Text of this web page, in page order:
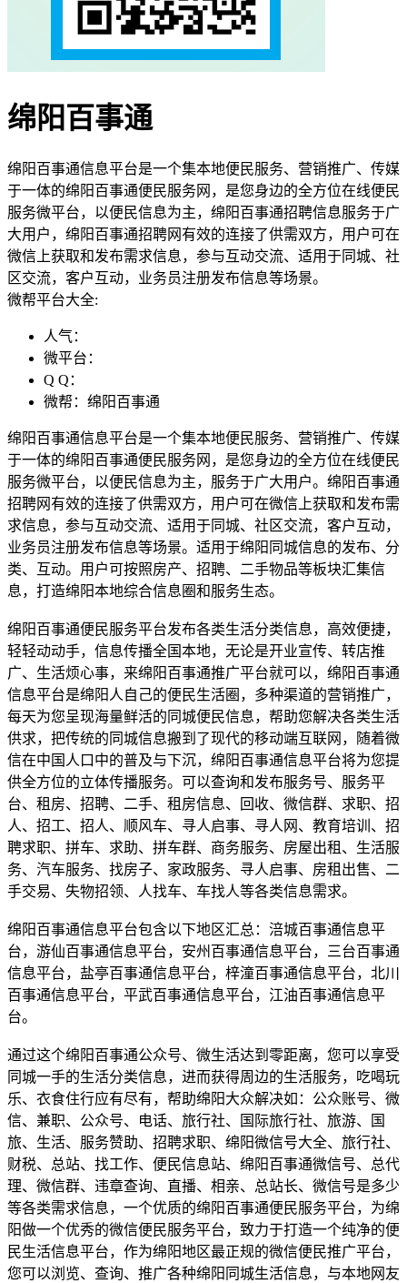
绵阳百事通
绵阳百事通信息平台是一个集本地便民服务、营销推广、传媒
于一体的绵阳百事通便民服务网，是您身边的全方位在线便民
服务微平台，以便民信息为主，绵阳百事通招聘信息服务于广
大用户，绵阳百事通招聘网有效的连接了供需双方，用户可在
微信上获取和发布需求信息，参与互动交流、适用于同城、社
区交流，客户互动，业务员注册发布信息等场景。
微帮平台大全:
人气：
微平台：
Q Q：
微帮：绵阳百事通
绵阳百事通信息平台是一个集本地便民服务、营销推广、传媒
于一体的绵阳百事通便民服务网，是您身边的全方位在线便民
服务微平台，以便民信息为主，服务于广大用户。绵阳百事通
招聘网有效的连接了供需双方，用户可在微信上获取和发布需
求信息，参与互动交流、适用于同城、社区交流，客户互动，
业务员注册发布信息等场景。适用于绵阳同城信息的发布、分
类、互动。用户可按照房产、招聘、二手物品等板块汇集信
息，打造绵阳本地综合信息圈和服务生态。
绵阳百事通便民服务平台发布各类生活分类信息，高效便捷，
轻轻动动手，信息传播全国本地，无论是开业宣传、转店推
广、生活烦心事，来绵阳百事通推广平台就可以，绵阳百事通
信息平台是绵阳人自己的便民生活圈，多种渠道的营销推广，
每天为您呈现海量鲜活的同城便民信息，帮助您解决各类生活
供求，把传统的同城信息搬到了现代的移动端互联网，随着微
信在中国人口中的普及与下沉，绵阳百事通信息平台将为您提
供全方位的立体传播服务。可以查询和发布服务号、服务平
台、租房、招聘、二手、租房信息、回收、微信群、求职、招
人、招工、招人、顺风车、寻人启事、寻人网、教育培训、招
聘求职、拼车、求助、拼车群、商务服务、房屋出租、生活服
务、汽车服务、找房子、家政服务、寻人启事、房租出售、二
手交易、失物招领、人找车、车找人等各类信息需求。
绵阳百事通信息平台包含以下地区汇总：涪城百事通信息平
台，游仙百事通信息平台，安州百事通信息平台，三台百事通
信息平台，盐亭百事通信息平台，梓潼百事通信息平台，北川
百事通信息平台，平武百事通信息平台，江油百事通信息平
台。
通过这个绵阳百事通公众号、微生活达到零距离，您可以享受
同城一手的生活分类信息，进而获得周边的生活服务，吃喝玩
乐、衣食住行应有尽有，帮助绵阳大众解决如：公众账号、微
信、兼职、公众号、电话、旅行社、国际旅行社、旅游、国
旅、生活、服务赞助、招聘求职、绵阳微信号大全、旅行社、
财税、总站、找工作、便民信息站、绵阳百事通微信号、总代
理、微信群、违章查询、直播、相亲、总站长、微信号是多少
等各类需求信息，一个优质的绵阳百事通便民服务平台，为绵
阳做一个优秀的微信便民服务平台，致力于打造一个纯净的便
民生活信息平台，作为绵阳地区最正规的微信便民推广平台，
您可以浏览、查询、推广各种绵阳同城生活信息，与本地网友